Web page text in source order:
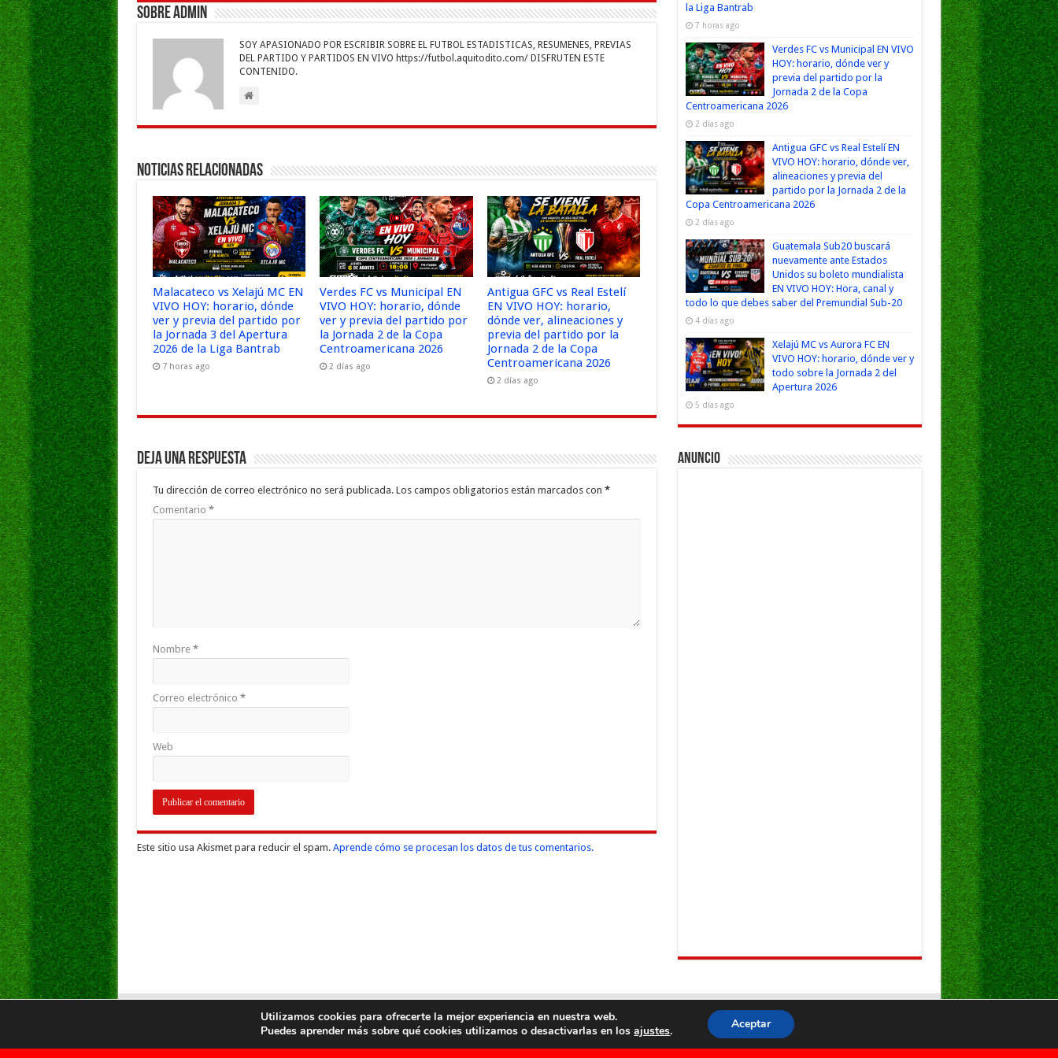
b
o
o
k
er sA
p
p
l
e
dI
n
n
g
er
gr
a
m
p
ar
ti
Sobre admin
SOY APASIONADO POR ESCRIBIR SOBRE EL FUTBOL ESTADISTICAS, RESUMENES, PREVIAS
DEL PARTIDO Y PARTIDOS EN VIVO https://futbol.aquitodito.com/ DISFRUTEN ESTE
CONTENIDO.
Noticias Relacionadas
Malacateco vs Xelajú MC EN
VIVO HOY: horario, dónde
ver y previa del partido por
la Jornada 3 del Apertura
2026 de la Liga Bantrab
7 horas ago
Verdes FC vs Municipal EN
VIVO HOY: horario, dónde
ver y previa del partido por
la Jornada 2 de la Copa
Centroamericana 2026
2 días ago
Antigua GFC vs Real Estelí
EN VIVO HOY: horario,
dónde ver, alineaciones y
previa del partido por la
Jornada 2 de la Copa
Centroamericana 2026
2 días ago
Deja una respuesta
Tu dirección de correo electrónico no será publicada. Los campos obligatorios están marcados con *
Comentario *
Nombre *
Correo electrónico *
Web
Este sitio usa Akismet para reducir el spam. Aprende cómo se procesan los datos de tus comentarios.
la Liga Bantrab
7 horas ago
Verdes FC vs Municipal EN VIVO
HOY: horario, dónde ver y
previa del partido por la
Jornada 2 de la Copa
Centroamericana 2026
2 días ago
Antigua GFC vs Real Estelí EN
VIVO HOY: horario, dónde ver,
alineaciones y previa del
partido por la Jornada 2 de la
Copa Centroamericana 2026
2 días ago
Guatemala Sub20 buscará
nuevamente ante Estados
Unidos su boleto mundialista
EN VIVO HOY: Hora, canal y
todo lo que debes saber del Premundial Sub-20
4 días ago
Xelajú MC vs Aurora FC EN
VIVO HOY: horario, dónde ver y
todo sobre la Jornada 2 del
Apertura 2026
5 días ago
Anuncio
Utilizamos cookies para ofrecerte la mejor experiencia en nuestra web.
Puedes aprender más sobre qué cookies utilizamos o desactivarlas en losajustes. Aceptar